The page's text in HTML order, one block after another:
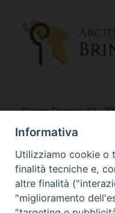
Piazza Duomo, 12 -
Tel 0831.521958
Fax 0831.528315
Orari Curia
Informativa
Utilizziamo cookie o
finalità tecniche e,
altre finalità
"miglioramento